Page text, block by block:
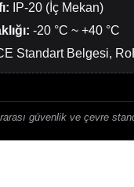
IP-20 (İç Mekan)
-20 °C ~ +40 °C
Standart Belgesi,
güvenlik ve çevre